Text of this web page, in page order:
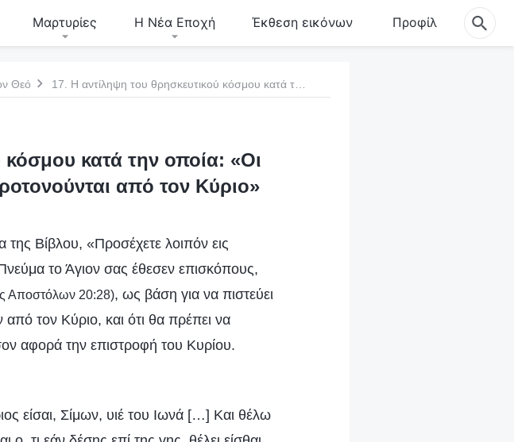
Μαρτυρίες Η Νέα Εποχή Έκθεση εικόνων Προφίλ
Θεό
κατά την οποία: «Οι
από τον Κύριο»
της Βίβλου, «Προσέχετε λοιπόν εις
το Άγιον σας έθεσεν επισκόπους,
Αποστόλων 20:28), ως βάση για να πιστεύει
από τον Κύριο, και ότι θα πρέπει να
αφορά την επιστροφή του Κυρίου.
είσαι, Σίμων, υιέ του Ιωνά […] Και θέλω